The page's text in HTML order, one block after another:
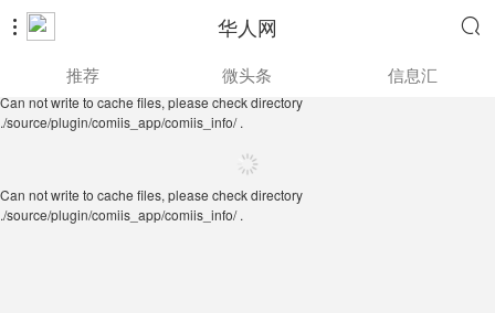
 华人网 
./source/plugin/comiis_app/comiis_info/ .
推荐 微头条 信息汇
Can not write to cache files, please check directory
./source/plugin/comiis_app/comiis_info/ .
Can not write to cache files, please check directory
./source/plugin/comiis_app/comiis_info/ .